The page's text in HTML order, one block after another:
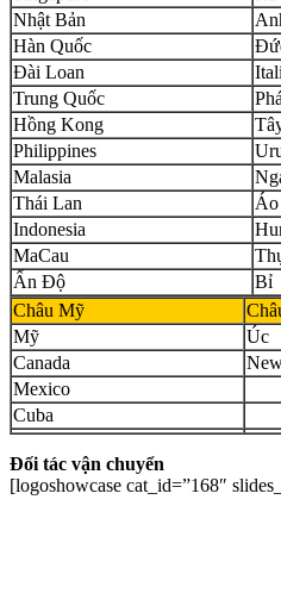
Nhật Bản
Hàn Quốc
Đài Loan
Trung Quốc
Hồng Kong
Philippines
Malasia
Thái Lan
Áo
Indonesia
MaCau
Ấn Độ
Bỉ
Châu Mỹ
Mỹ
Úc
Canada
Mexico
Cuba
Đối tác vận chuyển
[logoshowcase cat_id=”168″